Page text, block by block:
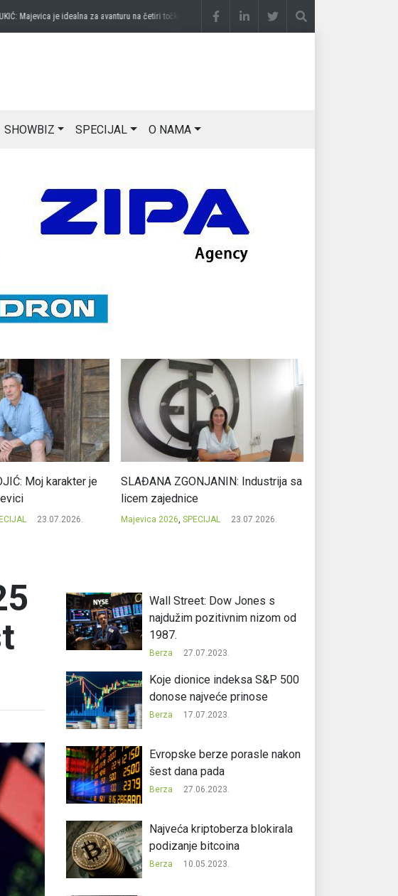
Majevica je idealna za avanturu na četiri točkaprije 3 sedmice DRAGAN OSTOJIĆ: Moj karakter je
SHOWBIZ SPECIJAL O NAMA
Moj karakter je
23.07.2026.
SLAĐANA ZGONJANIN: Industrija sa
licem zajednice
Majevica 2026, SPECIJAL 23.07.2026.
Wall Street: Dow Jones s
najdužim pozitivnim nizom od
1987.
Berza 27.07.2023.
Koje dionice indeksa S&P 500
donose najveće prinose
Berza 17.07.2023.
Evropske berze porasle nakon
šest dana pada
Berza 27.06.2023.
Najveća kriptoberza blokirala
podizanje bitcoina
Berza 10.05.2023.